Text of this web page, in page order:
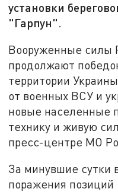
установки
"Гарпун".
Вооруженные силы
продолжают
территории
от военных ВСУ и
новые населенные
технику и живую
пресс-центре МО
За минувшие сутки
поражения позиций